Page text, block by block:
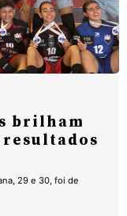
brilham
29 e 30, foi de